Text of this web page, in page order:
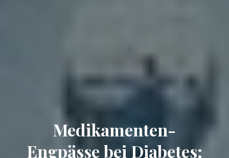
Medikamenten-
Engpässe bei Diabetes: